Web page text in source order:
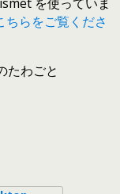
ちらをご覧くださ
たわごと